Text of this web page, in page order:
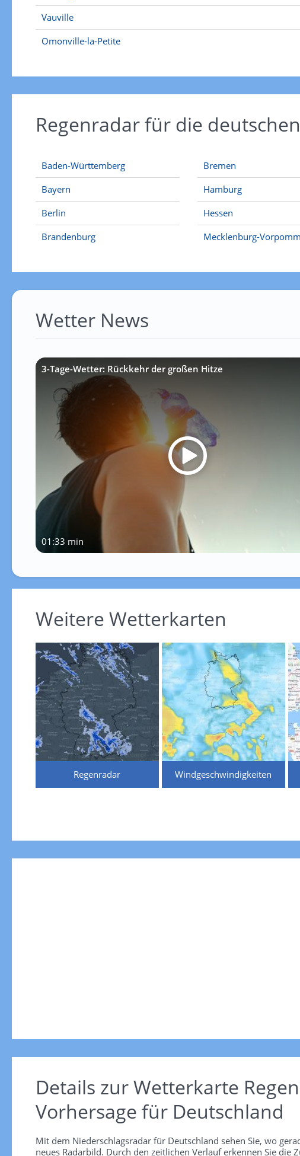
Vauville
Omonville-la-Petite
Regenradar für die
Baden-Württemberg
Bayern
Berlin
Brandenburg
Bremen
Hamburg
Hessen
Mecklenburg-
Wetter News
3-Tage-Wetter: Rückkehr der großen Hitze
01:33 min
Weitere Wetterkarten
Regenradar Windgeschwindigkeiten
Details zur Wetterkarte
Vorhersage für Deutschland
Mit dem Niederschlagsradar für Deutschland sehen Sie, wo
neues Radarbild. Durch den zeitlichen Verlauf erkennen Sie